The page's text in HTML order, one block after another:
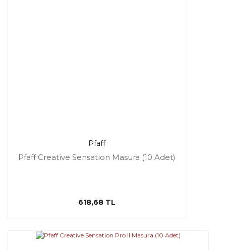
Pfaff
Pfaff Creative Sensation Masura (10 Adet)
618,68 TL